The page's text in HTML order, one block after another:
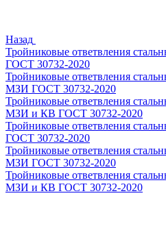
Назад
Тройниковые ответвления
ГОСТ 30732-2020
Тройниковые ответвления
МЗИ ГОСТ 30732-2020
Тройниковые ответвления
МЗИ и КВ ГОСТ 30732-2020
Тройниковые ответвления
ГОСТ 30732-2020
Тройниковые ответвления
МЗИ ГОСТ 30732-2020
Тройниковые ответвления
МЗИ и КВ ГОСТ 30732-2020